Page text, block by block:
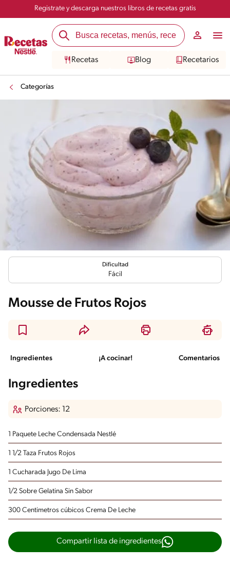
Registrate y descarga nuestros libros de recetas gratis
Recetas Blog Recetarios
Categorías
Dificultad
Fácil
Mousse de Frutos Rojos
Ingredientes ¡A cocinar! Comentarios
Ingredientes
Porciones: 12
1 Paquete Leche Condensada Nestlé
1 1/2 Taza Frutos Rojos
1 Cucharada Jugo De Lima
1/2 Sobre Gelatina Sin Sabor
300 Centimetros cúbicos Crema De Leche
Compartir lista de ingredientes